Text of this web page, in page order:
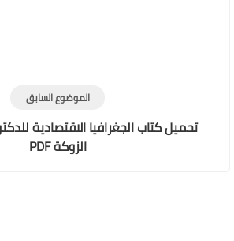
الموضوع السابق
تحميل كتاب الجغرافيا الاقتصادية
الزوكة PDF